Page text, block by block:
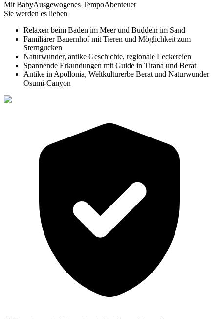
Mit BabyAusgewogenes TempoAbenteuer
Sie werden es lieben
Relaxen beim Baden im Meer und Buddeln im Sand
Familiärer Bauernhof mit Tieren und Möglichkeit zum
Sterngucken
Naturwunder, antike Geschichte, regionale Leckereien
Spannende Erkundungen mit Guide in Tirana und Berat
Antike in Apollonia, Weltkulturerbe Berat und Naturwunder
Osumi-Canyon